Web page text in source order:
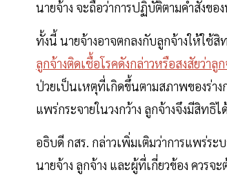
นายจ้าง จะถือว่าการปฏิบัติตามคำสั่งขอ
ทั้งนี้ นายจ้างอาจตกลงกับลูกจ้างให้ใช้
ลูกจ้างติดเชื้อโรคดังกล่าวหรือสงสัยว่า
ป่วยเป็นเหตุที่เกิดขึ้นตามสภาพของร่าง
แพร่กระจายในวงกว้าง ลูกจ้างจึงมีสิทธิ
อธิบดี กสร. กล่าวเพิ่มเติมว่าการแพร่ระ
นายจ้าง ลูกจ้าง และผู้ที่เกี่ยวข้อง ควรจ